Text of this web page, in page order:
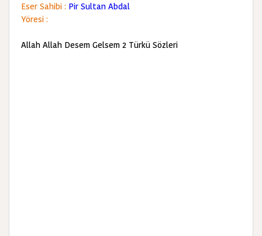
Eser Sahibi : Pir Sultan Abdal
Yöresi :
Allah Allah Desem Gelsem 2 Türkü Sözleri